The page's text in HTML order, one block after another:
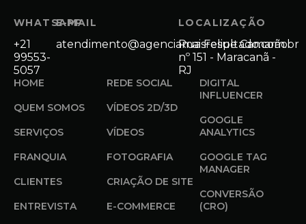
WHATSAPP
+21
99553-
5057
E-MAIL
atendimento@agenciamaisresultado.com.br
LOCALIZAÇÃO
Rua Felipe Camarão
nº 151 - Maracanã -
RJ
HOME
QUEM SOMOS
SERVIÇOS
FRANQUIA
CLIENTES
ENTREVISTA
REDE SOCIAL
VÍDEOS 2D/3D
VÍDEOS
FOTOGRAFIA
CRIAÇÃO DE SITE
E-COMMERCE
DIGITAL
INFLUENCER
GOOGLE
ANALYTICS
GOOGLE TAG
MANAGER
CONVERSÃO
(CRO)